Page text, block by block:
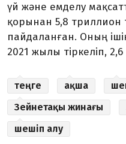
үй және емделу
қорынан 5,8 триллион
пайдаланған. Оның
2021 жылы тіркеліп,
теңге ақша
Зейнетақы жинағы
шешіп алу